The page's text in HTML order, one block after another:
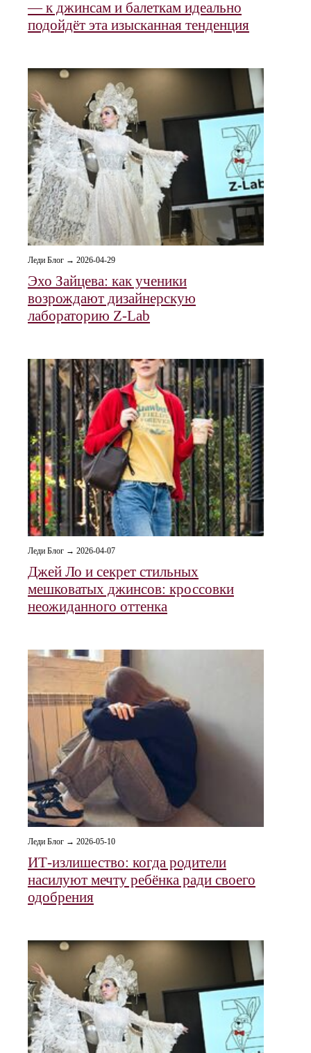
— к джинсам и балеткам идеально
подойдёт эта изысканная тенденция
Леди Блог → 2026-04-29
Эхо Зайцева: как ученики
возрождают дизайнерскую
лабораторию Z-Lab
Леди Блог → 2026-04-07
Джей Ло и секрет стильных
мешковатых джинсов: кроссовки
неожиданного оттенка
Леди Блог → 2026-05-10
ИТ-излишество: когда родители
насилуют мечту ребёнка ради своего
одобрения